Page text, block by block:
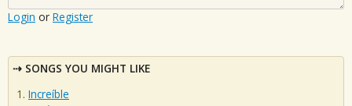
Login or Register
SONGS YOU MIGHT LIKE
Increíble